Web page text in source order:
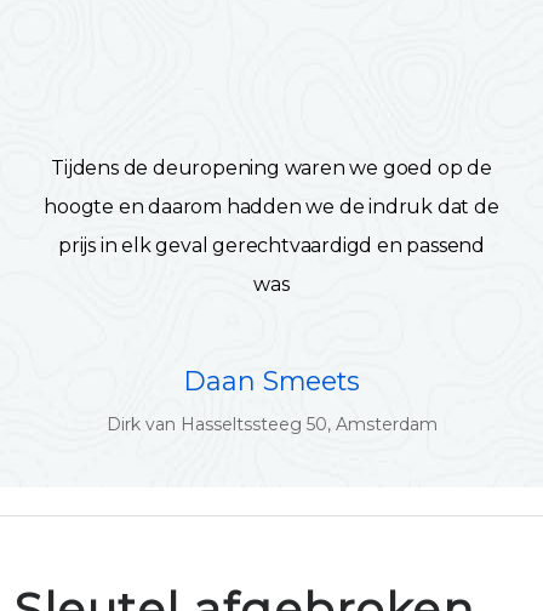
Tijdens de deuropening waren we goed op de
hoogte en daarom hadden we de indruk dat de
prijs in elk geval gerechtvaardigd en passend
was
Daan Smeets
Dirk van Hasseltssteeg 50, Amsterdam